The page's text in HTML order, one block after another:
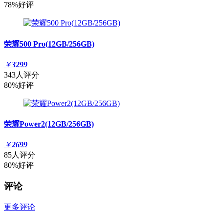
78%好评
荣耀500 Pro(12GB/256GB)
￥3299
343人评分
80%好评
荣耀Power2(12GB/256GB)
￥2699
85人评分
80%好评
评论
更多评论